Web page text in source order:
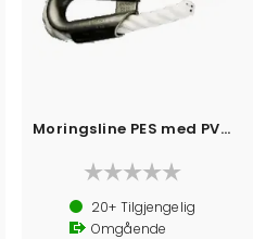
Moringsline PES med PVC strømpe
20+ Tilgjengelig
Omgående